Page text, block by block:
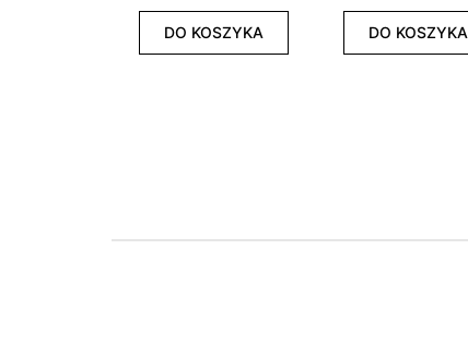
DO KOSZYKA DO KOSZYKA